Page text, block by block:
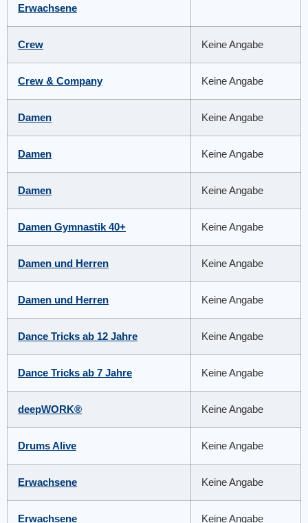
Erwachsene
Crew Keine Angabe
Crew & Company Keine Angabe
Damen Keine Angabe
Damen Keine Angabe
Damen Keine Angabe
Damen Gymnastik 40+ Keine Angabe
Damen und Herren Keine Angabe
Damen und Herren Keine Angabe
Dance Tricks ab 12 Jahre Keine Angabe
Dance Tricks ab 7 Jahre Keine Angabe
deepWORK® Keine Angabe
Drums Alive Keine Angabe
Erwachsene Keine Angabe
Erwachsene Keine Angabe